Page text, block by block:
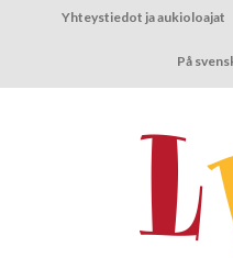
Yhteystiedot ja aukioloajat
På